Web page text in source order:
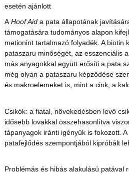
esetén ajánlott
A Hoof Aid a pata állapotának
támogatására tudományos alapon
metionint tartalmazó folyadék. A biotin
pataszaru minőségét, az esszenciális
más anyagokkal együtt erősíti a pata
még olyan a pataszaru képződése
és makroelemeket is, mint a cink, a
Csikók: a fiatal, növekedésben levő
idősebb lovakkal összehasonlítva
tápanyagok iránti igényük is fokozott. A
patafejlődés szempontjából kipróbált
Problémás és hibás alakulású patával